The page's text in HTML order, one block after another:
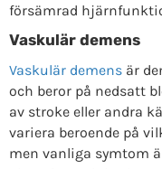
försämrad
Vaskulär demens
Vaskulär demensär
och beror på nedsatt
av stroke eller andra
variera beroende på
men vanliga symtom